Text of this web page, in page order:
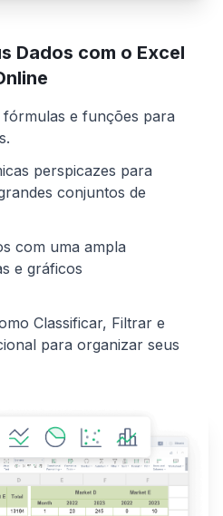
Dados com o Excel
fórmulas e funções para
perspicazes para
conjuntos de
com uma ampla
e gráficos
Classificar, Filtrar e
para organizar seus